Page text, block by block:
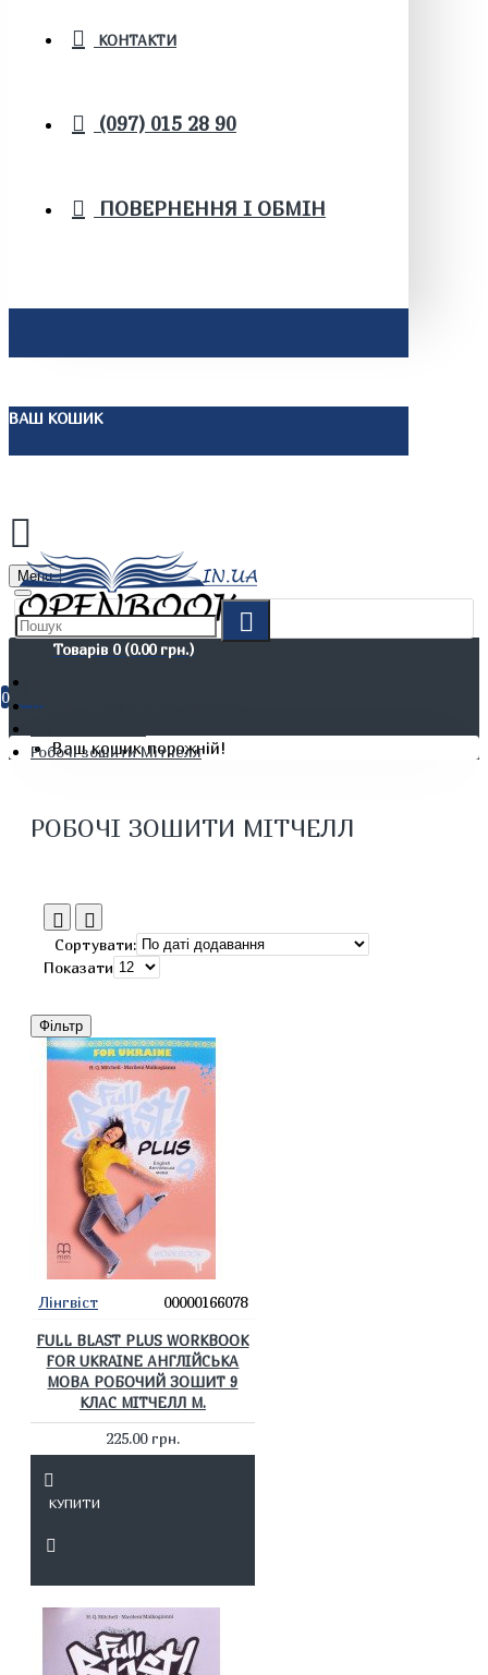
КОНТАКТИ
(097) 015 28 90
ПОВЕРНЕННЯ І ОБМІН
ВАШ КОШИК
Menu
Товарів 0 (0.00 грн.)
0
Ваш кошик порожній!
Дітям. Навчання та дозвілля
Робочі зошити Мітчелл
РОБОЧІ ЗОШИТИ МІТЧЕЛЛ
Сортувати:
Показати
Фільтр
Лінгвіст 00000166078
FULL BLAST PLUS WORKBOOK
FOR UKRAINE АНГЛІЙСЬКА
МОВА РОБОЧИЙ ЗОШИТ 9
КЛАС МІТЧЕЛЛ М.
225.00 грн.
КУПИТИ